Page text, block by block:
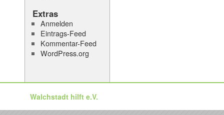
Extras
Anmelden
Eintrags-Feed
Kommentar-Feed
WordPress.org
Walchstadt hilft e.V.